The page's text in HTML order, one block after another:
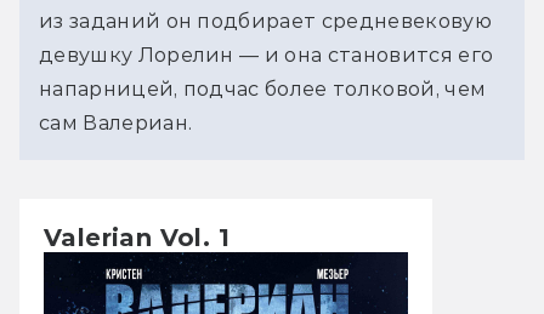
из заданий он подбирает средневековую
девушку Лорелин — и она становится его
напарницей, подчас более толковой, чем
сам Валериан.
Valerian Vol. 1